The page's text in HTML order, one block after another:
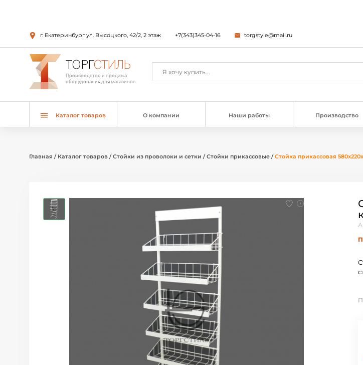
г. Екатеринбург ул. Высоцкого, 42/2, 2 этаж +7(343)345-04-16 torgstyle@mail.ru
ТОРГСТИЛЬ
Производство и продажа
оборудования для магазинов
Каталог товаров О компании Наши работы Производство
Главная / Каталог товаров /Стойки из проволоки и сетки /Стойки прикассовые /Стойка прикассовая